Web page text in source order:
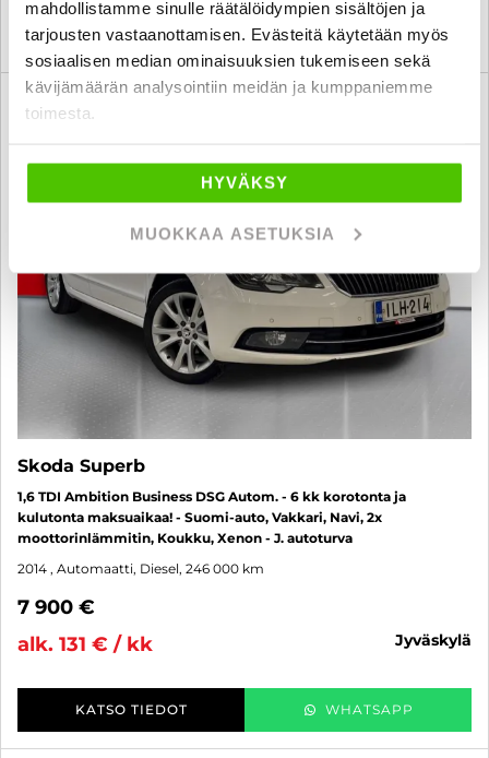
mahdollistamme sinulle räätälöidympien sisältöjen ja
tarjousten vastaanottamisen. Evästeitä käytetään myös
sosiaalisen median ominaisuuksien tukemiseen sekä
kävijämäärän analysointiin meidän ja kumppaniemme
toimesta.
HYVÄKSY
MUOKKAA ASETUKSIA
KATSO TIEDOT WHATSAPP
6 kk korotonta ja kulutonta
Skoda Superb
1,6 TDI Ambition Business DSG Autom. - 6 kk korotonta ja
kulutonta maksuaikaa! - Suomi-auto, Vakkari, Navi, 2x
moottorinlämmitin, Koukku, Xenon - J. autoturva
2014 , Automaatti, Diesel, 246 000 km
7 900 €
alk. 131 € / kk
jyväskylä
KATSO TIEDOT WHATSAPP